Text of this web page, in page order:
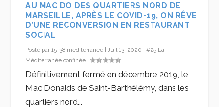
AU MAC DO DES QUARTIERS NORD DE
MARSEILLE, APRÈS LE COVID-19, ON RÊVE
D’UNE RECONVERSION EN RESTAURANT
SOCIAL
Posté par15-38 mediterranée | Juil 13, 2020 |#25 La
Méditerranée confinée |
Définitivement fermé en décembre 2019, le
Mac Donalds de Saint-Barthélémy, dans les
quartiers nord...